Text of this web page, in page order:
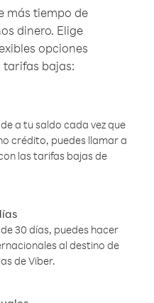
más tiempo de
dinero. Elige
opciones
bajas:
a tu saldo cada vez que
crédito, puedes llamar a
las tarifas bajas de
30 días, puedes hacer
al destino de
de Viber.